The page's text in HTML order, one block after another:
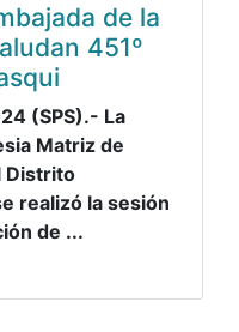
de la
451º
(SPS).- La
Matriz de
Distrito
realizó la sesión
de ...